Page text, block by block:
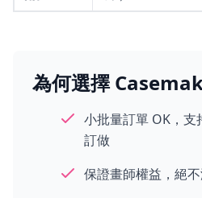
為何選擇
小批量訂單 OK，支
訂做
保證畫師權益，絕